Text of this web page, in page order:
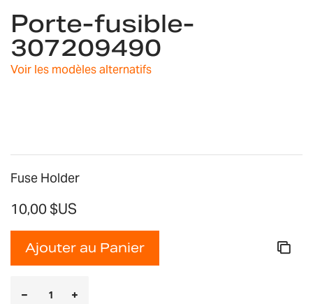
to
the
beginning
of
the
Porte-fusible-
307209490
Voir les modèles alternatifs
Fuse Holder
10,00 $US
Ajouter au Panier